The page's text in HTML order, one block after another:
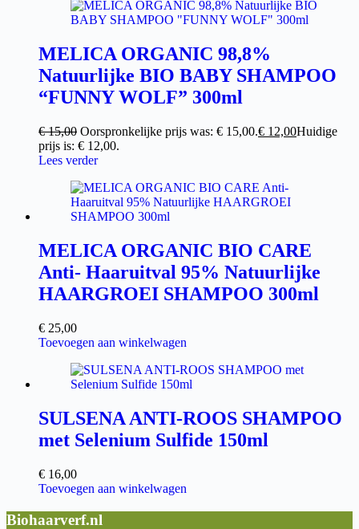
MELICA ORGANIC 98,8%
Natuurlijke BIO BABY SHAMPOO
“FUNNY WOLF” 300ml
€15,00 Oorspronkelijke prijs was: € 15,00.€ 12,00Huidige
prijs is: € 12,00.
Lees verder
MELICA ORGANIC BIO CARE
Anti- Haaruitval 95% Natuurlijke
HAARGROEI SHAMPOO 300ml
€ 25,00
Toevoegen aan winkelwagen
SULSENA ANTI-ROOS SHAMPOO
met Selenium Sulfide 150ml
€ 16,00
Toevoegen aan winkelwagen
Biohaarverf.nl